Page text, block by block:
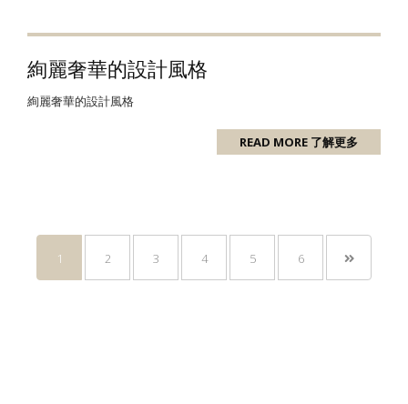
絢麗奢華的設計風格
絢麗奢華的設計風格
READ MORE 了解更多
1 2 3 4 5 6